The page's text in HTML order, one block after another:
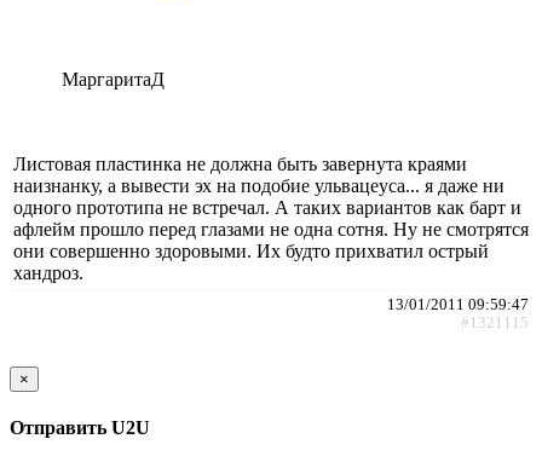
МаргаритаД
Листовая пластинка не должна быть завернута краями
наизнанку, а вывести эх на подобие ульвацеуса... я даже ни
одного прототипа не встречал. А таких вариантов как барт и
афлейм прошло перед глазами не одна сотня. Ну не смотрятся
они совершенно здоровыми. Их будто прихватил острый
хандроз.
13/01/2011 09:59:47
#1321115
×
Отправить U2U